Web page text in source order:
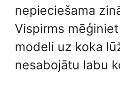
nepieciešama
Vispirms
modeli uz koka
nesabojātu labu